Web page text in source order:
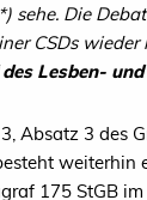
sehe. Die
CSDs
Lesben-
Absatz 3 des
weiterhin
175 StGB